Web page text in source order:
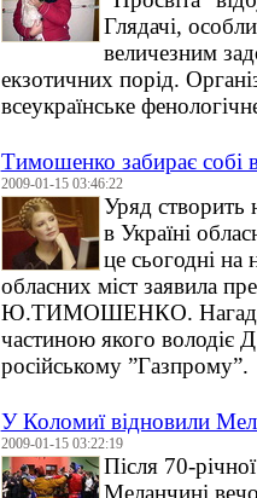
Глядачі,
величезним
екзотичних порід.
всеукраїнське
Тимошенко забирає собі
2009-01-15 03:46:22
Уряд створить
в Україні
це сьогодні на
обласних міст заявила
Ю.ТИМОШЕНКО.
частиною якого
російському ”Газпрому”.
У Коломиї відновили
2009-01-15 03:22:19
Після 70-
Меланчині